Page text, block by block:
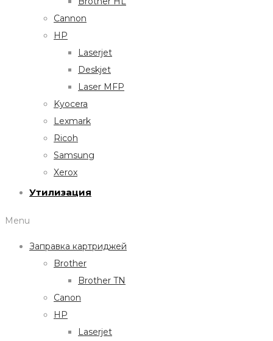
Cannon
HP
Laserjet
Deskjet
Laser MFP
Kyocera
Lexmark
Ricoh
Samsung
Xerox
Утилизация
Menu
Заправка картриджей
Brother
Brother TN
Canon
HP
Laserjet